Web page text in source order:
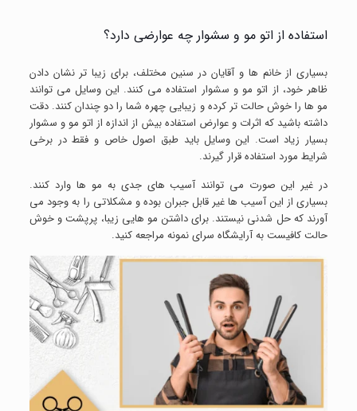
استفاده از اتو مو و سشوار چه عوارضی دارد؟
بسیاری از خانم ها و آقایان در سنین مختلف، برای زیبا تر نشان دادن
ظاهر خود، از اتو مو و سشوار استفاده می کنند. این وسایل می توانند
مو ها را خوش حالت تر کرده و زیبایی چهره شما را دو چندان کنند. دقت
داشته باشید که اثرات و عوارض استفاده بیش از اندازه از اتو مو و سشوار
بسیار زیاد است. این وسایل باید طبق اصول خاص و فقط در برخی
شرایط مورد استفاده قرار گیرند.
در غیر این صورت می توانند آسیب های جدی به مو ها وارد کنند.
بسیاری از این آسیب ها غیر قابل جبران بوده و مشکلاتی را به وجود می
آورند که حل شدنی نیستند. برای داشتن مو هایی زیبا، پرپشت و خوش
حالت کافیست به آرایشگاه سرای نمونه مراجعه کنید.